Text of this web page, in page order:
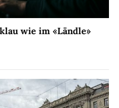
wie im «Ländle»